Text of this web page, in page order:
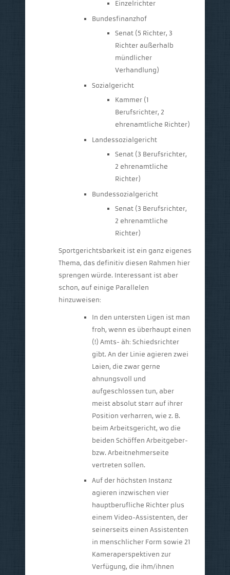
Einzelrichter
Bundesfinanzhof
Senat (5 Richter, 3
Richter außerhalb
mündlicher
Verhandlung)
Sozialgericht
Kammer (1
Berufsrichter, 2
ehrenamtliche Richter)
Landessozialgericht
Senat (3 Berufsrichter,
2 ehrenamtliche
Richter)
Bundessozialgericht
Senat (3 Berufsrichter,
2 ehrenamtliche
Richter)
Sportgerichtsbarkeit ist ein ganz eigenes
Thema, das definitiv diesen Rahmen hier
sprengen würde. Interessant ist aber
schon, auf einige Parallelen
hinzuweisen:
In den untersten Ligen ist man
froh, wenn es überhaupt einen
(!) Amts- äh: Schiedsrichter
gibt. An der Linie agieren zwei
Laien, die zwar gerne
ahnungsvoll und
aufgeschlossen tun, aber
meist absolut starr auf ihrer
Position verharren, wie z. B.
beim Arbeitsgericht, wo die
beiden Schöffen Arbeitgeber-
bzw. Arbeitnehmerseite
vertreten sollen.
Auf der höchsten Instanz
agieren inzwischen vier
hauptberufliche Richter plus
einem Video-Assistenten, der
seinerseits einen Assistenten
in menschlicher Form sowie 21
Kameraperspektiven zur
Verfügung, die ihm/ihnen